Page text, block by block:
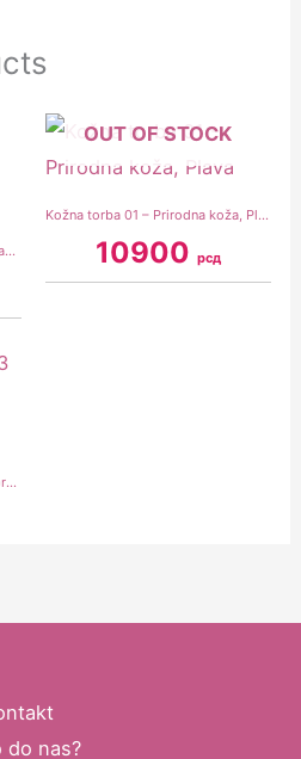
Elegantna pismo torbica za svečane prilike 06 – Srebrna
OUT OF STOCK
Kožna torba 01 – Prirodna koža, Plava
10900 рсд
Haljina PLUS SIZE 23 – Zelena korset sa pertlama na leđima
do nas?